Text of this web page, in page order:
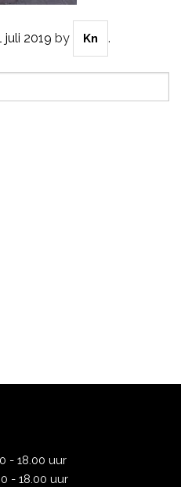
juli 2019 by Kn .
- 18.00 uur
- 18.00 uur